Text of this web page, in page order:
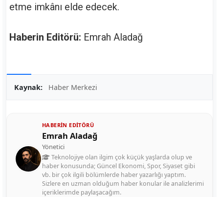
etme imkânı elde edecek.
Haberin Editörü: Emrah Aladağ
Kaynak: Haber Merkezi
HABERIN EDITÖRÜ
Emrah Aladağ
Yönetici
Teknolojiye olan ilgim çok küçük yaşlarda olup ve
haber konusunda; Güncel Ekonomi, Spor, Siyaset gibi
vb. bir çok ilgili bölümlerde haber yazarlığı yaptım.
Sizlere en uzman olduğum haber konular ile analizlerimi
içeriklerimde paylaşacağım.